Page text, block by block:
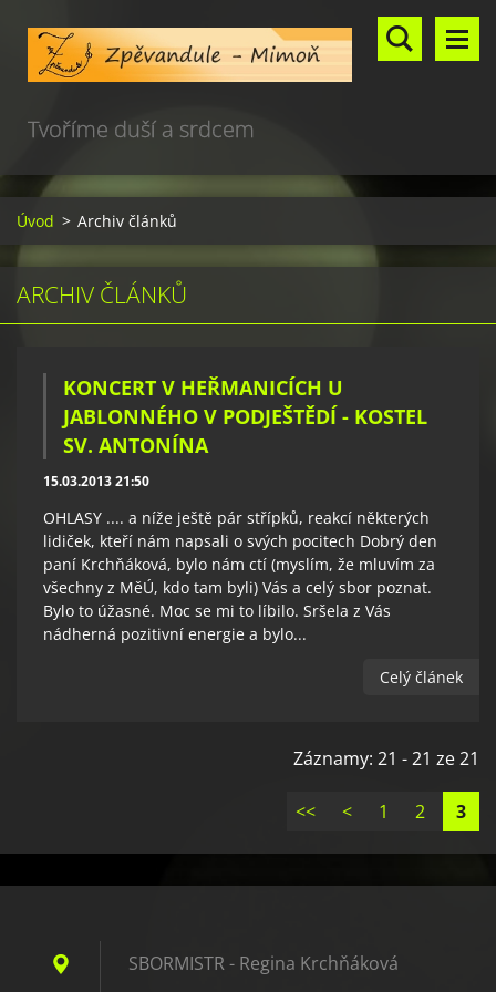
Tvoříme duší a srdcem
Úvod > Archiv článků
ARCHIV ČLÁNKŮ
KONCERT V HEŘMANICÍCH U
JABLONNÉHO V PODJEŠTĚDÍ - KOSTEL
SV. ANTONÍNA
15.03.2013 21:50
OHLASY .... a níže ještě pár střípků, reakcí některých
lidiček, kteří nám napsali o svých pocitech Dobrý den
paní Krchňáková, bylo nám ctí (myslím, že mluvím za
všechny z MěÚ, kdo tam byli) Vás a celý sbor poznat.
Bylo to úžasné. Moc se mi to líbilo. Sršela z Vás
nádherná pozitivní energie a bylo...
Celý článek
Záznamy: 21 - 21 ze 21
<< < 1 2 3
SBORMISTR - Regina Krchňáková